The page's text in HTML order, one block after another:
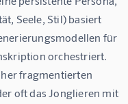
Seele, Stil) basiert
für
orchestriert.
fragmentierten
oft das Jonglieren mit